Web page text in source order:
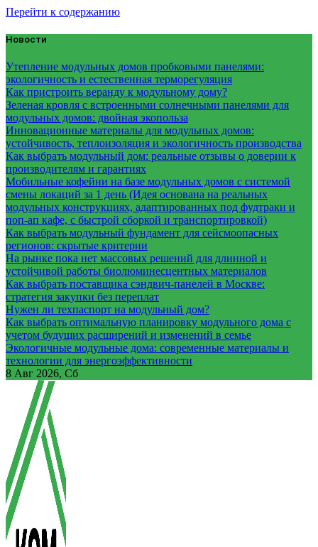
Перейти к содержанию
Новости
Утепление модульных домов пробковыми панелями:
экологичность и естественная терморегуляция
Как пристроить веранду к модульному дому?
Зеленая кровля с встроенными солнечными панелями для
модульных домов: двойная экопольза
Инновационные материалы для модульных домов:
устойчивость, теплоизоляция и экологичность производства
Как выбрать модульный дом: реальные отзывы о доверии к
производителям и гарантиях
Мобильные кофейни на базе модульных домов с системой
смены локаций за 1 день (Идея основана на реальных
модульных конструкциях, адаптированных под фудтраки и
поп-ап кафе, с быстрой сборкой и транспортировкой)
Как выбрать модульный фундамент для сейсмоопасных
регионов: скрытые критерии
На рынке пока нет массовых решений для длинной и
устойчивой работы биолюминесцентных материалов
Как выбрать поставщика сэндвич-панелей в Москве:
стратегия закупки без переплат
Нужен ли техпаспорт на модульный дом?
Как выбрать оптимальную планировку модульного дома с
учетом будущих расширений и изменений в семье
Экологичные модульные дома: современные материалы и
технологии для энергоэффективности
8 Авг 2026, Сб